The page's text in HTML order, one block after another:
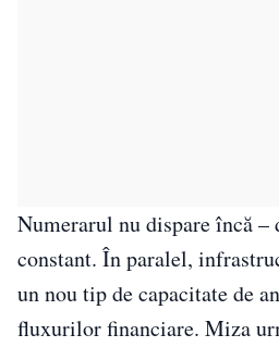
Numerarul nu dispare încă –
constant. În paralel,
un nou tip de capacitate de
fluxurilor financiare. Miza